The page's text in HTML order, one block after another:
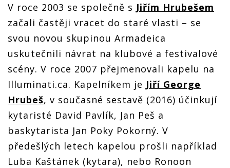
V roce 2003 se společně s Jiřím Hrubešem
začali častěji vracet do staré vlasti – se
svou novou skupinou Armadeica
uskutečnili návrat na klubové a festivalové
scény. V roce 2007 přejmenovali kapelu na
Illuminati.ca. Kapelníkem je Jiří George
Hrubeš, v současné sestavě (2016) účinkují
kytaristé David Pavlík, Jan Peš a
baskytarista Jan Poky Pokorný. V
předešlých letech kapelou prošli například
Luba Kaštánek (kytara), nebo Ronoon